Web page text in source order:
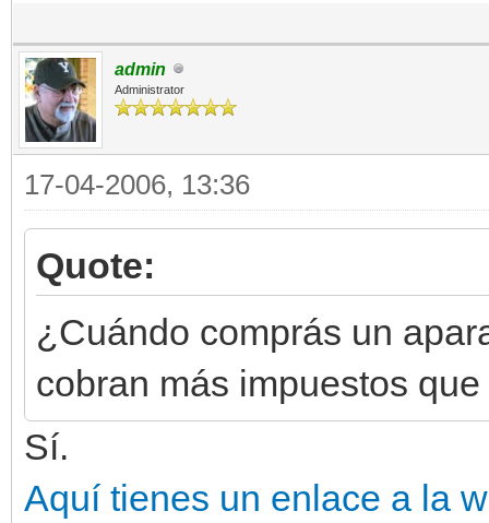
admin
Administrator
17-04-2006, 13:36
Quote:
¿Cuándo comprás un
cobran más impuestos que
Sí.
Aquí tienes un enlace a la